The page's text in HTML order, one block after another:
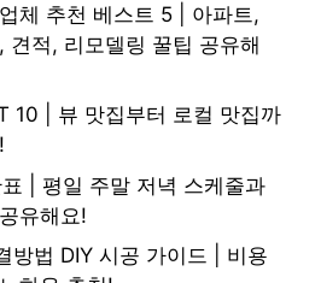
체 추천 베스트 5 | 아파트,
견적, 리모델링 꿀팁 공유해
10 | 뷰 맛집부터 로컬 맛집까
| 평일 주말 저녁 스케줄과
유해요!
방법 DIY 시공 가이드 | 비용